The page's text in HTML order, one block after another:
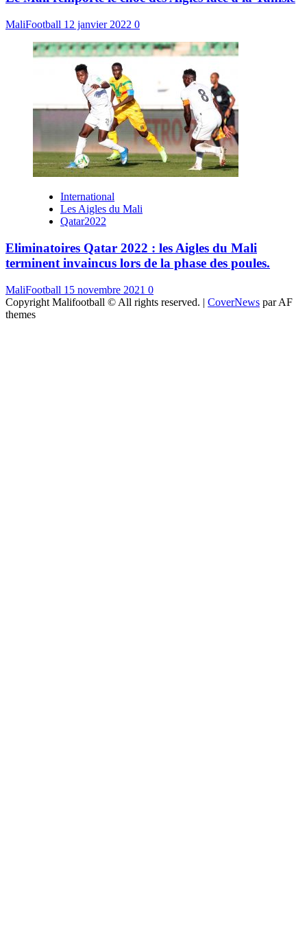
MaliFootball 12 janvier 2022 0
International
Les Aigles du Mali
Qatar2022
Eliminatoires Qatar 2022 : les Aigles du Mali
terminent invaincus lors de la phase des poules.
MaliFootball 15 novembre 2021 0
Copyright Malifootball © All rights reserved. | CoverNews par AF
themes